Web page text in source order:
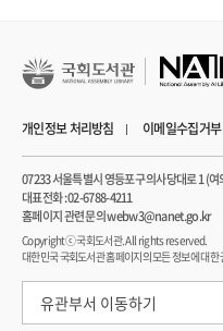
47 The 5G Future
48 The Next Offset
PART VIII THE CHIP CHOKE
50 Fujian Jinhua
51 The Assault on Huawei
52 China’s Sputnik Moment?
53 Shortages and Supply Chains
54 The Taiwan Dilemma
Conclusion
개인정보 처리방침 이메일수집거부
07233 서울특별시 영등포구 의사당대로 1 (여
대표전화 : 02-6788-4211
홈페이지 관련 문의 webw3@nanet.go.kr
Copyrightⓒ 국회도서관. All rights reserved.
대한민국 국회도서관 홈페이지의 모든 정보에 대한
유관부서 이동하기